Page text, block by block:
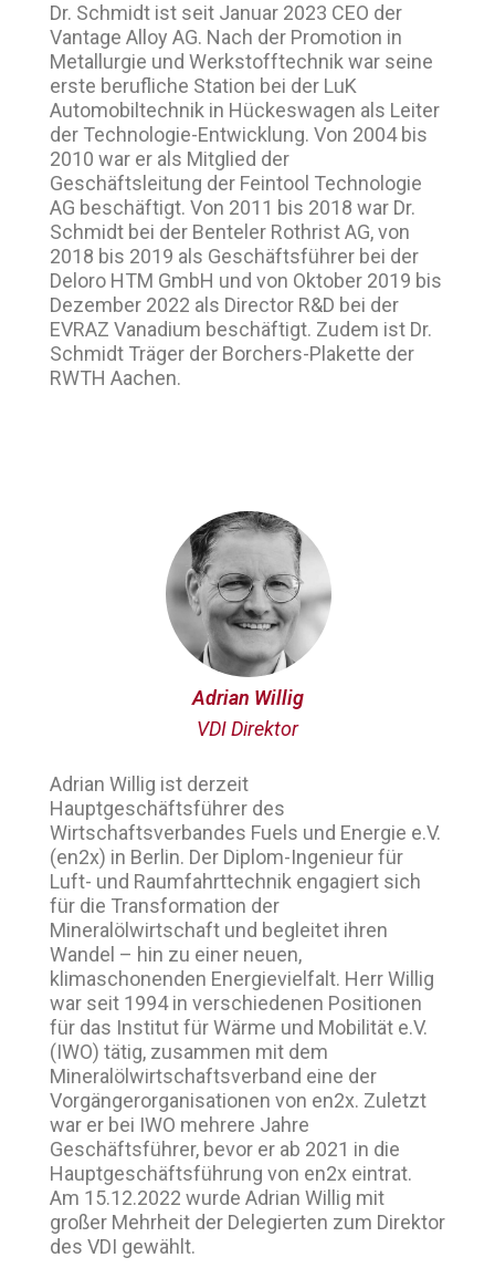
Dr. Schmidt ist seit Januar 2023 CEO der
Vantage Alloy AG. Nach der Promotion in
Metallurgie und Werkstofftechnik war seine
erste berufliche Station bei der LuK
Automobiltechnik in Hückeswagen als Leiter
der Technologie-Entwicklung. Von 2004 bis
2010 war er als Mitglied der
Geschäftsleitung der Feintool Technologie
AG beschäftigt. Von 2011 bis 2018 war Dr.
Schmidt bei der Benteler Rothrist AG, von
2018 bis 2019 als Geschäftsführer bei der
Deloro HTM GmbH und von Oktober 2019 bis
Dezember 2022 als Director R&D bei der
EVRAZ Vanadium beschäftigt. Zudem ist Dr.
Schmidt Träger der Borchers-Plakette der
RWTH Aachen.
Adrian Willig
VDI Direktor
Adrian Willig ist derzeit
Hauptgeschäftsführer des
Wirtschaftsverbandes Fuels und Energie e.V.
(en2x) in Berlin. Der Diplom-Ingenieur für
Luft- und Raumfahrttechnik engagiert sich
für die Transformation der
Mineralölwirtschaft und begleitet ihren
Wandel – hin zu einer neuen,
klimaschonenden Energievielfalt. Herr Willig
war seit 1994 in verschiedenen Positionen
für das Institut für Wärme und Mobilität e.V.
(IWO) tätig, zusammen mit dem
Mineralölwirtschaftsverband eine der
Vorgängerorganisationen von en2x. Zuletzt
war er bei IWO mehrere Jahre
Geschäftsführer, bevor er ab 2021 in die
Hauptgeschäftsführung von en2x eintrat.
Am 15.12.2022 wurde Adrian Willig mit
großer Mehrheit der Delegierten zum Direktor
des VDI gewählt.